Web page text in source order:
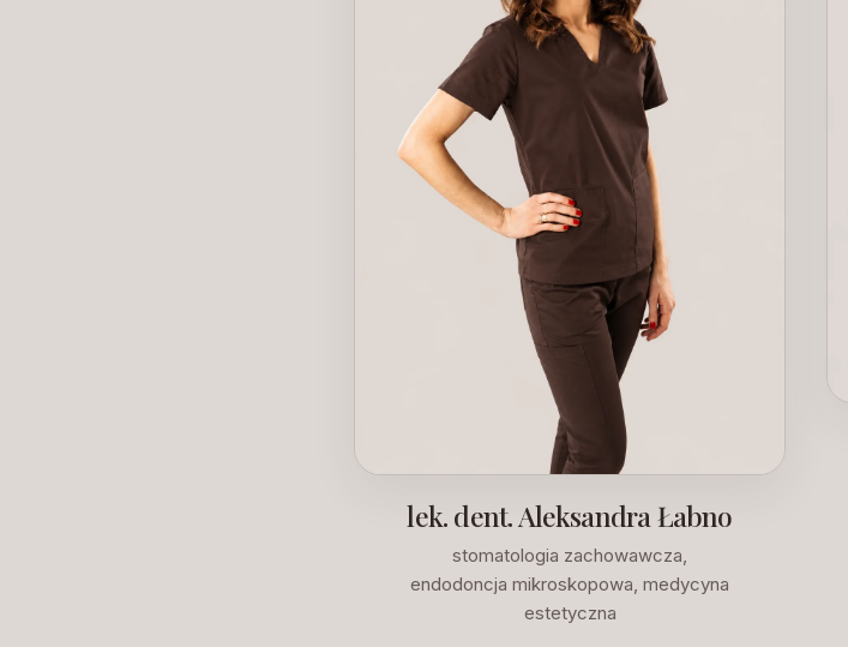
lek. dent. Aleksandra Łabno
stomatologia zachowawcza,
endodoncja mikroskopowa, medycyna
estetyczna